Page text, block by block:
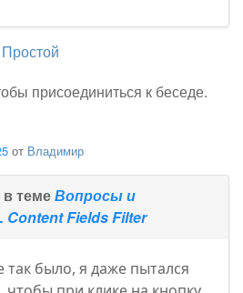
присоединиться к беседе.
от Владимир
темеВопросы и
Fields Filter
было, я даже пытался